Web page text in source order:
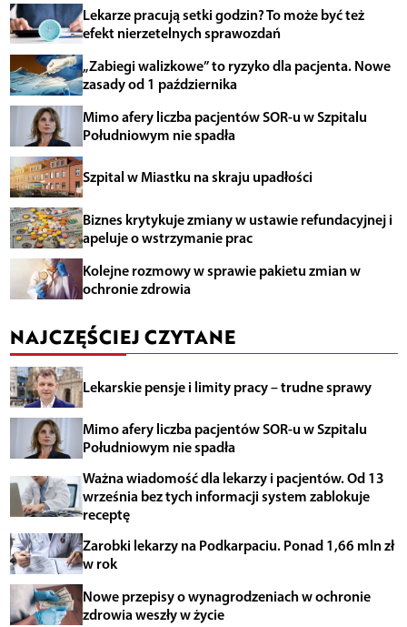
Lekarze pracują setki godzin? To może być też
efekt nierzetelnych sprawozdań
„Zabiegi walizkowe” to ryzyko dla pacjenta. Nowe
zasady od 1 października
Mimo afery liczba pacjentów SOR-u w Szpitalu
Południowym nie spadła
Szpital w Miastku na skraju upadłości
Biznes krytykuje zmiany w ustawie refundacyjnej i
apeluje o wstrzymanie prac
Kolejne rozmowy w sprawie pakietu zmian w
ochronie zdrowia
NAJCZĘŚCIEJ CZYTANE
Lekarskie pensje i limity pracy – trudne sprawy
Mimo afery liczba pacjentów SOR-u w Szpitalu
Południowym nie spadła
Ważna wiadomość dla lekarzy i pacjentów. Od 13
września bez tych informacji system zablokuje
receptę
Zarobki lekarzy na Podkarpaciu. Ponad 1,66 mln zł
w rok
Nowe przepisy o wynagrodzeniach w ochronie
zdrowia weszły w życie